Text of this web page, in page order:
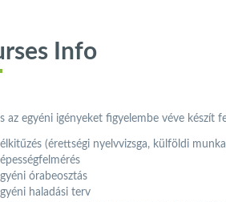
Info
az egyéni igényeket figyelembe véve készít
(érettségi nyelvvizsga, külföldi
órabeosztás
haladási terv